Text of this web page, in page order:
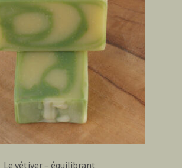
Le vétiver – équilibrant